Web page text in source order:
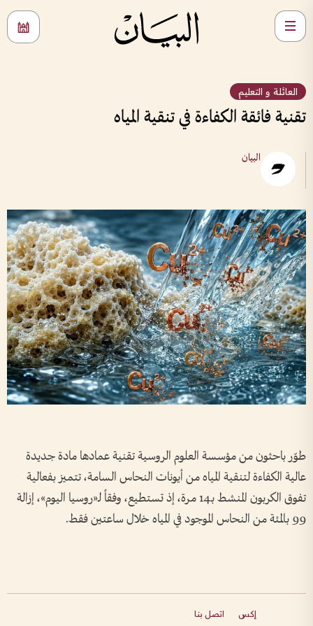
العائلة و التعليم
تقنية فائقة الكفاءة في تنقية المياه
البيان
طوّر باحثون من مؤسسة العلوم الروسية تقنية عمادها مادة جديدة
عالية الكفاءة لتنقية المياه من أيونات النحاس السامة، تتميز بفعالية
تفوق الكربون المنشط بـ14 مرة، إذ تستطيع، وفقاً لـ«روسيا اليوم»، إزالة
99 بالمئة من النحاس الموجود في المياه خلال ساعتين فقط.
إكس اتصل بنا